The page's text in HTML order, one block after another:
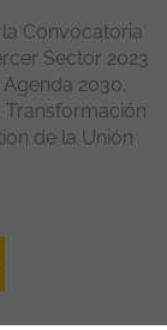
Convocatoria
Sector 2023
2030,
Transformación
de la Unión